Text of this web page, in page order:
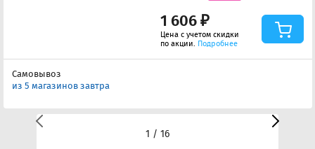
1 606 ₽
Цена с учетом скидки
по акции. Подробнее
Самовывоз
из 5 магазинов завтра
1 / 16